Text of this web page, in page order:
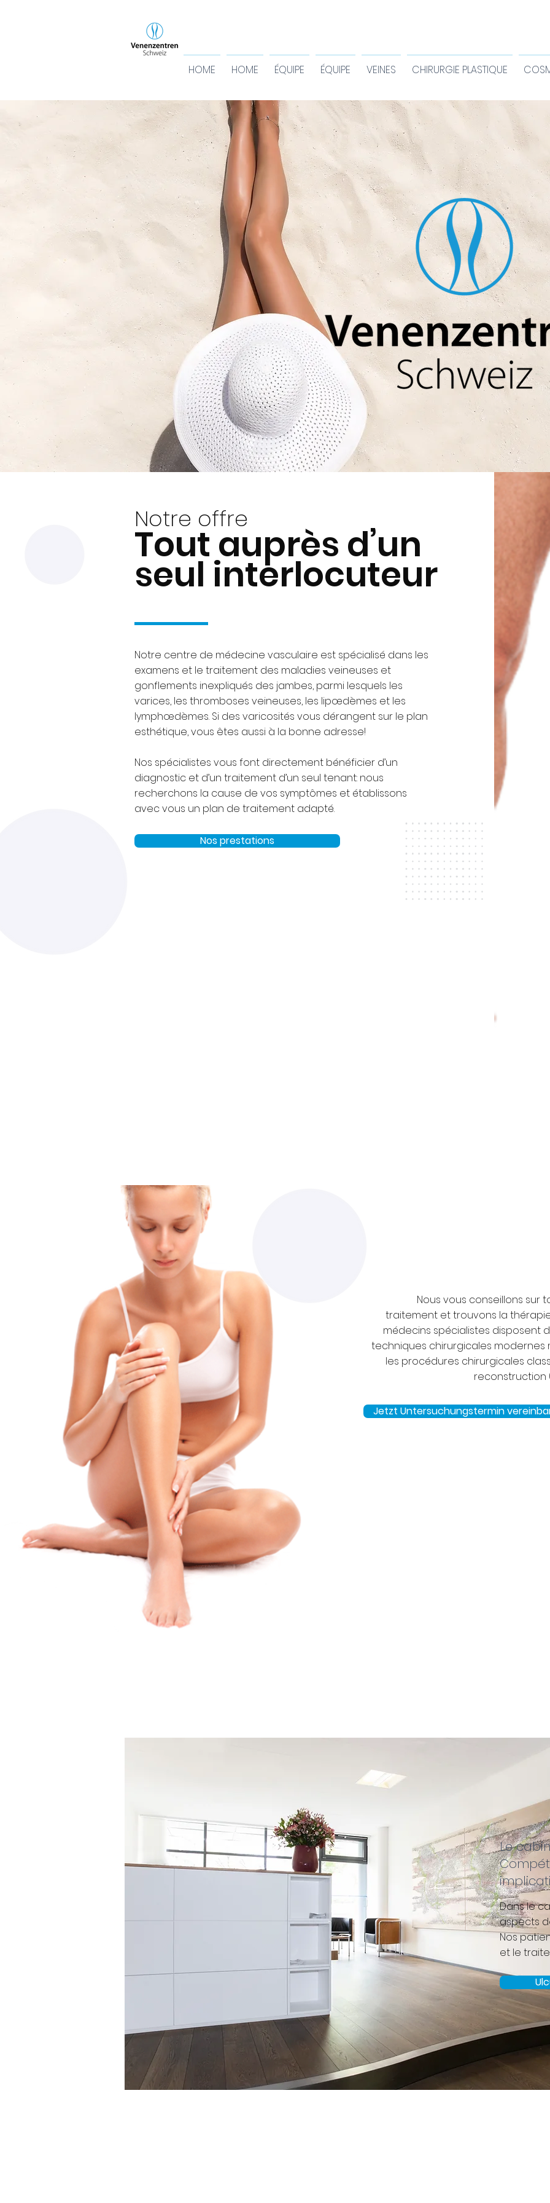
HOME HOME ÉQUIPE ÉQUIPE VEINES CHIRURGIE PLASTIQUE
Notre offre
Tout auprès d’un
seul interlocuteur
Notre centre de médecine vasculaire est spécialisé dans les
examens et le traitement des maladies veineuses et
gonflements inexpliqués des jambes, parmi lesquels les
varices, les thromboses veineuses, les lipœdèmes et les
lymphœdèmes. Si des varicosités vous dérangent sur le plan
esthétique, vous êtes aussi à la bonne adresse!
Nos spécialistes vous font directement bénéficier d’un
diagnostic et d’un traitement d’un seul tenant: nous
recherchons la cause de vos symptômes et établissons
avec vous un plan de traitement adapté.
Nos prestations
Nous vous conseillons sur
traitement et trouvons la
médecins spécialistes disposent
techniques chirurgicales modernes
les procédures chirurgicales
reconstruction
Jetzt Untersuchungstermin
Le
Dans le
aspects
Nos
et le